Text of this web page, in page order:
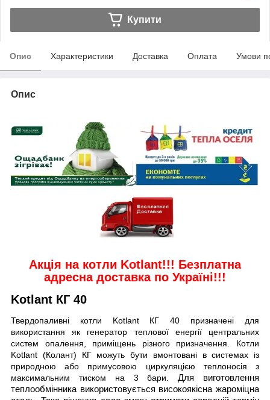
Купити
Опис Характеристики Доставка Оплата Умови
Опис
Акція на котли Kotlant!!! Безплатна
адресна доставка по Україні!!!
Kotlant КГ 40
Твердопаливні котли Kotlant КГ 40 призначені для
використання як генератор теплової енергії центральних
систем опалення, приміщень різного призначення. Котли
Kotlant (Колант) КГ можуть бути вмонтовані в системах із
природною або примусовою циркуляцією теплоносія з
максимальним тиском на 3 бари.Для виготовлення
теплообмінника використовується високоякісна жароміцна